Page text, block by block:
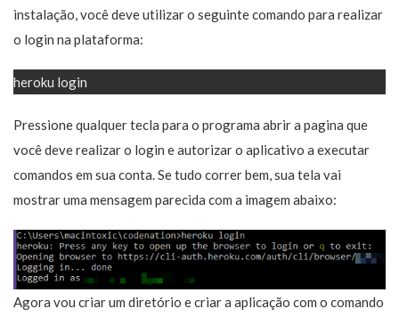
instalação, você deve utilizar o seguinte comando para realizar
o login na plataforma:
heroku login
Pressione qualquer tecla para o programa abrir a pagina que
você deve realizar o login e autorizar o aplicativo a executar
comandos em sua conta. Se tudo correr bem, sua tela vai
mostrar uma mensagem parecida com a imagem abaixo:
Agora vou criar um diretório e criar a aplicação com o comando